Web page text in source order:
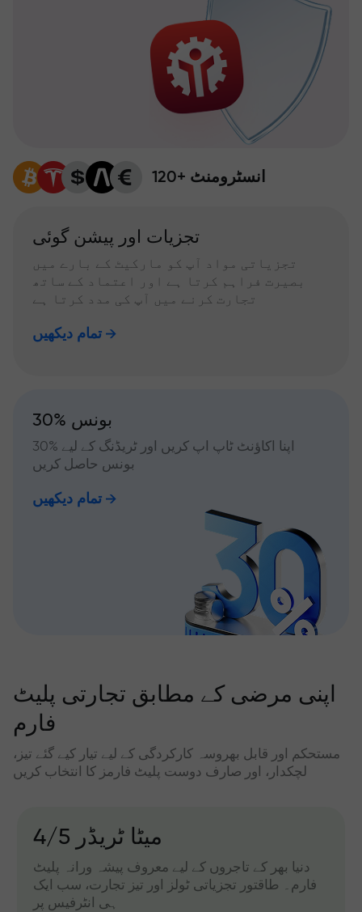
120+ انسٹرومنٹ
تجزیات اور پیشن گوئی
تجزیاتی مواد آپ کو مارکیٹ کے بارے میں
بصیرت فراہم کرتا ہے اور اعتماد کے ساتھ
تجارت کرنے میں آپ کی مدد کرتا ہے
تمام دیکھیں
30% بونس
اپنا اکاؤنٹ ٹاپ اپ کریں اور ٹریڈنگ کے لیے %30
بونس حاصل کریں
تمام دیکھیں
اپنی مرضی کے مطابق تجارتی پلیٹ
فارم
مستحکم اور قابل بھروسہ کارکردگی کے لیے تیار کیے گئے تیز،
لچکدار، اور صارف دوست پلیٹ فارمز کا انتخاب کریں
میٹا ٹریڈر 4/5
دنیا بھر کے تاجروں کے لیے معروف پیشہ ورانہ پلیٹ
فارم۔ طاقتور تجزیاتی ٹولز اور تیز تجارت، سب ایک
ہی انٹرفیس پر